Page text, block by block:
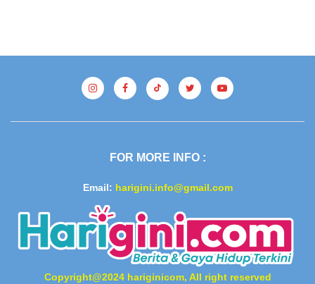
FOR MORE INFO :
Email: harigini.info@gmail.com
Copyright@2024 hariginicom, All right reserved